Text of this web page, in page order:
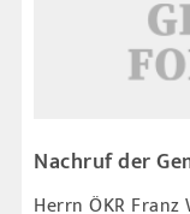
Nachruf der
Herrn ÖKR